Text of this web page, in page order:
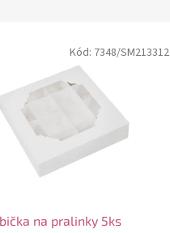
na pralinky 5ks
Kód: 7348/SM213312